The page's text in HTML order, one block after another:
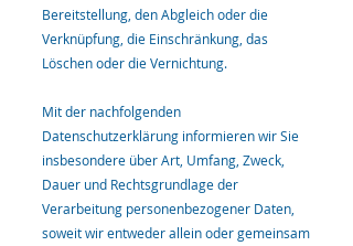
Bereitstellung, den Abgleich oder die
Verknüpfung, die Einschränkung, das
Löschen oder die Vernichtung.
Mit der nachfolgenden
Datenschutzerklärung informieren wir Sie
insbesondere über Art, Umfang, Zweck,
Dauer und Rechtsgrundlage der
Verarbeitung personenbezogener Daten,
soweit wir entweder allein oder gemeinsam